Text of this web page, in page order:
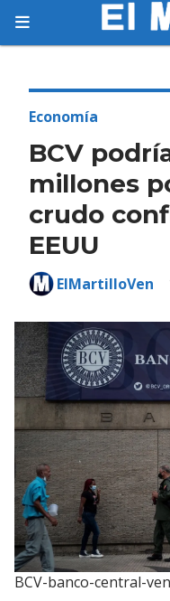
BCV
millones
crudo
EEUU
Economía
ElMartilloVen
BCV-banco-central-
Suscríbete a
información diaria en